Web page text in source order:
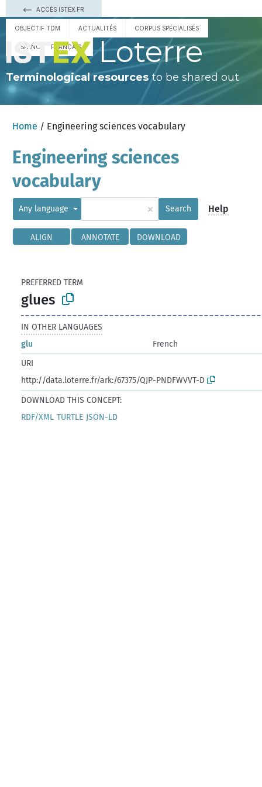
ACCÈS ISTEX.FR
OBJECTIF TDM ACTUALITÉS CORPUS SPÉCIALISÉS
ESPAÑOL FRANÇAIS Loterre
Terminological resourcesto be shared out
Home / Engineering sciences vocabulary
Engineering sciences
vocabulary
Any language × Search Help
ALIGN ANNOTATE DOWNLOAD
PREFERRED TERM
glues
IN OTHER LANGUAGES
glu
French
URI
http://data.loterre.fr/ark:/67375/QJP-PNDFWVVT-D
DOWNLOAD THIS CONCEPT:
RDF/XML TURTLE JSON-LD